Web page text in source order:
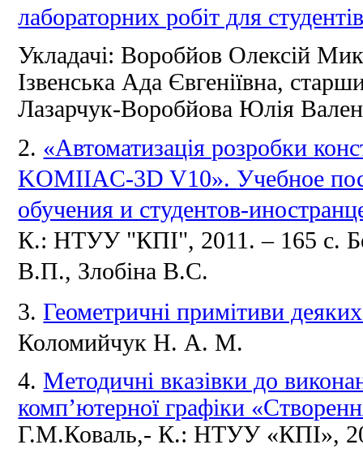
лабораторних робіт для
Укладачі: Воробйов Олексій
Ізвенська Ада Євгеніївна,
Лазарчук-Воробйова Юлія
2. «Автоматизація розробки
KOMIIAC-3D V10». Учебное
обучения и студентов-
К.: НТУУ "КПІ", 2011. – 165 с.
В.П., Злобіна В.С.
3.Геометричні примітиви
Коломийчук Н. А.М.
4.Методичні вказівки до
комп’ютерної графіки
Г.М.Коваль,- К.: НТУУ «КПІ»,